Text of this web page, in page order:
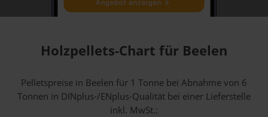
Holzpellets-Chart für Beelen
Pelletspreise in Beelen für 1 Tonne bei Abnahmevon 6
Tonnen in DINplus-/ENplus-Qualität bei einer Lieferstelle
inkl. MwSt.: